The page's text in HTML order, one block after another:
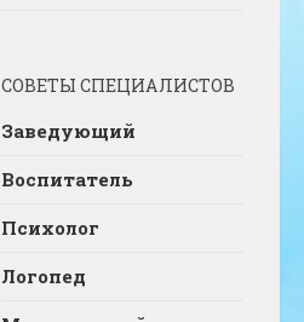
СОВЕТЫ СПЕЦИАЛИСТОВ
Заведующий
Воспитатель
Психолог
Логопед